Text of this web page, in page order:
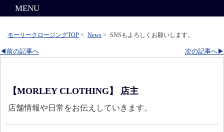
MENU
モーリークロージングTOP > News > SNSもよろしくお願いします。
次の記事へ▶
◀前の記事へ
【MORLEY CLOTHING】 店主
店舗情報や日常をお伝えしていきます。